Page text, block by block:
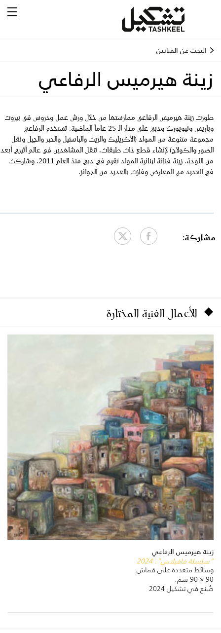
البحث عن الفنانين
زينة هيرميس الرفاعي
طورت زينة هيرميس الرفاعي ممارستها من خلال ورش عمل ودروس في بيروت
وباريس ونيويورك ودبي على مدار الـ 25 عاماً الماضية. تستخدم الرفاعي
مجموعة متنوعة من المواد (الأكريليك والزيت والباستيل والحبر والجيل ونقل
الصور والكولاج) لإنشاء قطع ذات طبقات، تنقل المشاهدين في عالم أثيري أبعد
من اللوحة. زينة فنانة لبنانية المولد تقيم في دبي منذ العام 2011، وشاركت
في العديد من المعارض وفازت بالعديد من الجوائز.
مشاركة:
الأعمال الفنية المختارة
زينة هيرميس الرفاعي
“سلسلة فافيلاس”. 2024
وسائط متعددة على قماش.
90 × 90 سم.
صُنع في تشكيل 2024